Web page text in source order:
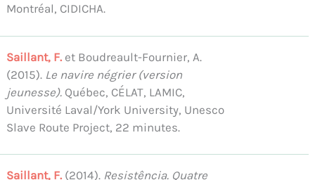
Montréal, CIDICHA.
Saillant, F. et Boudreault-Fournier, A.
(2015). Le navire négrier (version
jeunesse). Québec, CÉLAT, LAMIC,
Université Laval/York University, Unesco
Slave Route Project, 22 minutes.
Saillant, F. (2014). Resistência. Quatre